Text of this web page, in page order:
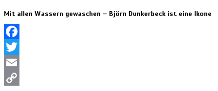
Mit allen Wassern gewaschen – Björn Dunkerbeck ist eine Ikone
Facebook
Twitter
Email